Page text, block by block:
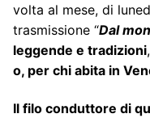
volta al mese, di
trasmissione “Dal
leggende e tradizioni,
o, per chi abita in
Il filo conduttore di